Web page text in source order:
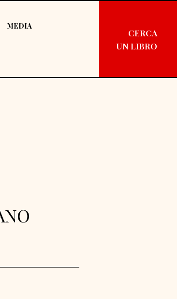
MEDIA
CERCA
UN LIBRO